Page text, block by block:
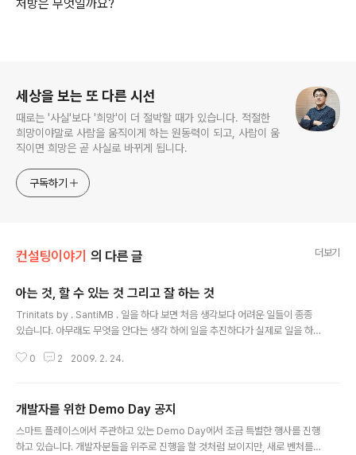
처방은 무엇일까요?
세상을 보는 또 다른 시선
때로는 '사실'보다 '희망'이 더 절박할 때가 있습니다. 적절한
희망이야말로 사람을 움직이게 하는 원동력이 되고, 사람이 움
직이면 희망은 곧 사실로 바뀌게 됩니다.
구독하기
컨설팅이야기 의 다른 글 더보기
아는 것, 할 수 있는 것 그리고 잘 하는 것
Trinitats by . SantiMB . 일을 하다 보면 처음 생각보다 어려운 일들이 종종
있습니다. 아무래도 무엇을 안다는 생각 하에 일을 추진하다가 실제로 일을 하
부족하거나 충분한 시간을 가지고 숙고하지 않아서 발생하는 경우가 대부분인
과 할 수 있는 것에는 큰 괴리감이 있으니까요. 하지만, 할 수 있다고 해서 그 일
을 잘 할 수 있느냐 하는 질문은 또 다른 이야기인 것 같습니다. 누구나 할 수 없
는 일이 있기도 하겠지만, 대부분의 경우 누구나 할 수 있는 일이 더 ..
0 2 2009. 2. 24.
개발자를 위한 Demo Day 공지
스마트 플레이스에서 주관하고 있는 Demo Day에서 조금 특별한 행사를 진행
하고 있습니다. 개발자분들을 위주로 진행을 할 것처럼 보이지만, 새로 벤처를